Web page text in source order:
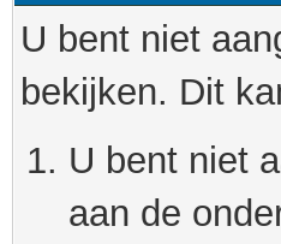
U bent niet
bekijken. Dit
U bent niet
aan de